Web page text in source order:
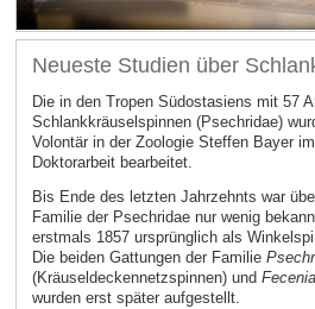
Neueste Studien über
Die in den Tropen Südostasiens mit 57
Schlankkräuselspinnen (Psechridae)
Volontär in der Zoologie Steffen Bayer
Doktorarbeit bearbeitet.
Bis Ende des letzten Jahrzehnts war
Familie der Psechridae nur wenig
erstmals 1857 ursprünglich als
Die beiden Gattungen der Familie
(Kräuseldeckennetzspinnen) und Fecenia
wurden erst später aufgestellt.